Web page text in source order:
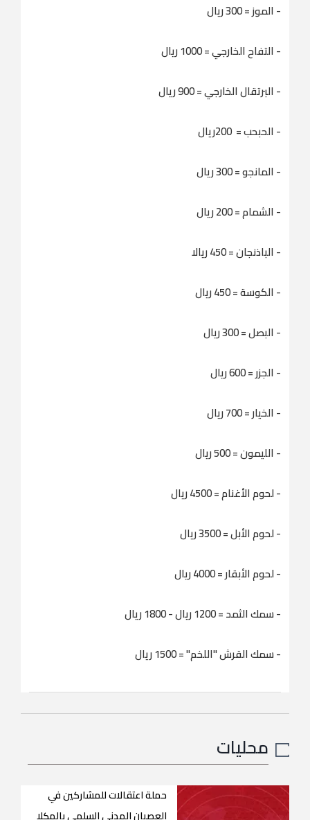
- الموز = 300 ریال
- التفاح الخارجي = 1000 ریال
- البرتقال الخارجي = 900 ريال
- الحبحب = 200ريال
- المانجو = 300 ريال
- الشمام = 200 ريال
- الباذنجان = 450 ریالا
- الكوسة = 450 ریال
- البصل = 300 ریال
- الجزر = 600 ریال
- الخیار = 700 ریال
- اللیمون = 500 ریال
- لحوم الأغنام = 4500 ریال
- لحوم الأبل = 3500 ریال
- لحوم الأبقار = 4000 ریال
- سمك الثمد = 1200 ریال - 1800 ريال
- سمك القرش "اللخم" = 1500 ريال
محليات
حملة اعتقالات للمشاركين في
العصيان المدني السلمي بالمكلا